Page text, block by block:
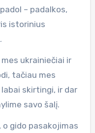
– padalkos,
istorinius
mes ukrainiečiai ir
tačiau mes
skirtingi, ir dar
savo šalį.
gido pasakojimas